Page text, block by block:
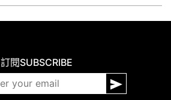
訂閱SUBSCRIBE